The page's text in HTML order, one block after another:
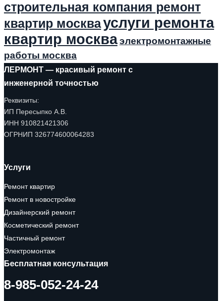
строительная компания ремонт
квартир москвауслуги ремонта
квартир москваэлектромонтажные
работы москва
ЛЕРМОНТ — красивый ремонт с
инженерной точностью
Реквизиты:
ИП Пересыпко А.В.
ИНН 910821421306
ОГРНИП 326774600064283
Услуги
Ремонт квартир
Ремонт в новостройке
Дизайнерский ремонт
Косметический ремонт
Частичный ремонт
Электромонтаж
Бесплатная консультация
8-985-052-24-24